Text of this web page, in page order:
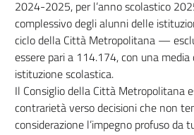
2024-2025, per l’anno scolastico
complessivo degli alunni delle
ciclo della Città Metropolitana —
essere pari a 114.174, con una
istituzione scolastica.
Il Consiglio della Città Metropolitana
contrarietà verso decisioni che non
considerazione l’impegno profuso da